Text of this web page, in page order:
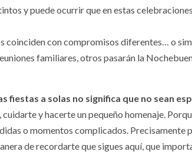
y puede ocurrir que en estas
coinciden con compromisos diferentes… o
familiares, otros pasarán la
fiestas a solas no significa que no sean
y hacerte un pequeño homenaje.
o momentos complicados. Precisamente
de recordarte que sigues aquí, que
el grupo de
y pareja
mayores